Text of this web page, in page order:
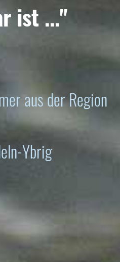
ist ..."
aus der Region
Ybrig